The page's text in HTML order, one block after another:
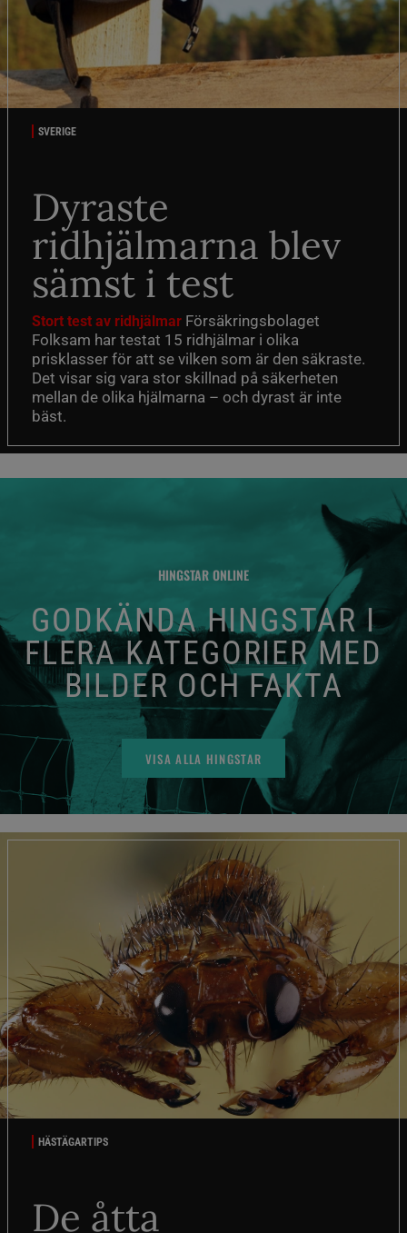
SVERIGE
Dyraste
ridhjälmarna blev
sämst i test
Stort test av ridhjälmar Försäkringsbolaget
Folksam har testat 15 ridhjälmar i olika
prisklasser för att se vilken som är den säkraste.
Det visar sig vara stor skillnad på säkerheten
mellan de olika hjälmarna – och dyrast är inte
bäst.
HINGSTAR ONLINE
GODKÄNDA HINGSTAR I
FLERA KATEGORIER MED
BILDER OCH FAKTA
VISA ALLA HINGSTAR
HÄSTÄGARTIPS
De åtta